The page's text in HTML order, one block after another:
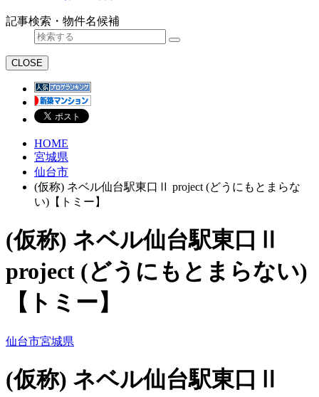
記事検索・物件名候補
CLOSE
HOME
宮城県
仙台市
(仮称) ネベル仙台駅東口Ⅱ project (どうにもとまらな
い)【トミー】
(仮称) ネベル仙台駅東口Ⅱ
project (どうにもとまらない)
【トミー】
仙台市宮城県
(仮称) ネベル仙台駅東口Ⅱ